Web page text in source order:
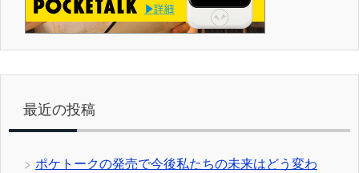
最近の投稿
ポケトークの発売で今後私たちの未来はどう変わ